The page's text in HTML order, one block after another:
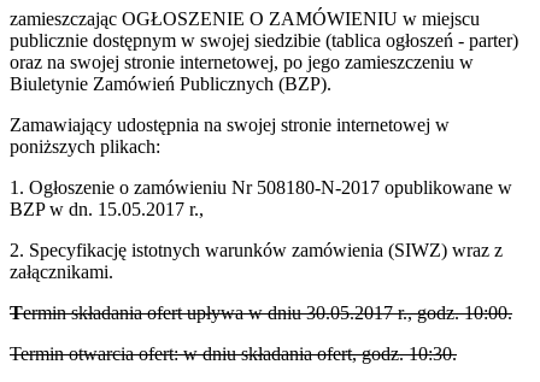
zamieszczając OGŁOSZENIE O ZAMÓWIENIU w miejscu
publicznie dostępnym w swojej siedzibie (tablica ogłoszeń - parter)
oraz na swojej stronie internetowej, po jego zamieszczeniu w
Biuletynie Zamówień Publicznych (BZP).
Zamawiający udostępnia na swojej stronie internetowej w
poniższych plikach:
1. Ogłoszenie o zamówieniu Nr 508180-N-2017 opublikowane w
BZP w dn. 15.05.2017 r.,
2. Specyfikację istotnych warunków zamówienia (SIWZ) wraz z
załącznikami.
Termin składania ofert upływa w dniu 30.05.2017 r., godz. 10:00.
Termin otwarcia ofert: w dniu składania ofert, godz. 10:30.